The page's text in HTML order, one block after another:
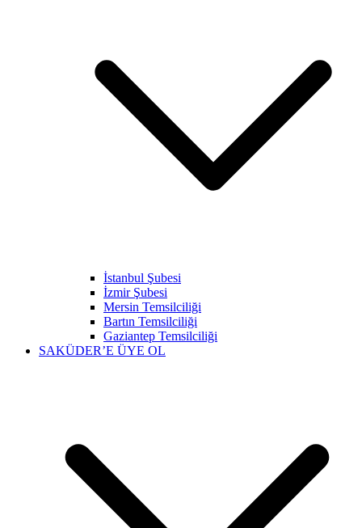
İstanbul Şubesi
İzmir Şubesi
Mersin Temsilciliği
Bartın Temsilciliği
Gaziantep Temsilciliği
SAKÜDER’E ÜYE OL